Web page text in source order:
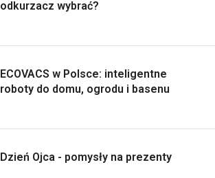
odkurzacz wybrać?
ECOVACS w Polsce: inteligentne
roboty do domu, ogrodu i basenu
Dzień Ojca - pomysły na prezenty